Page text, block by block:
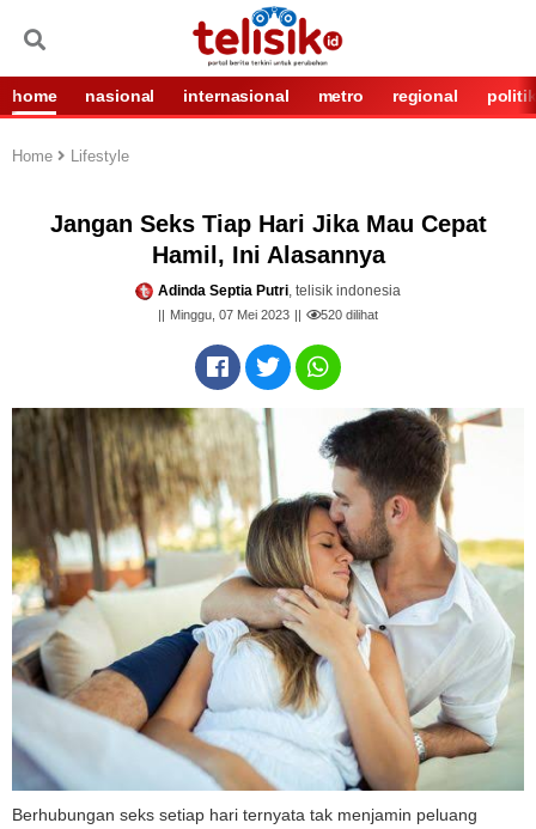
home nasional internasional metro regional politik
Home Lifestyle
Jangan Seks Tiap Hari Jika Mau Cepat
Hamil, Ini Alasannya
Adinda Septia Putri, telisik indonesia
Minggu, 07 Mei 2023 520 dilihat
Berhubungan seks setiap hari ternyata tak menjamin peluang